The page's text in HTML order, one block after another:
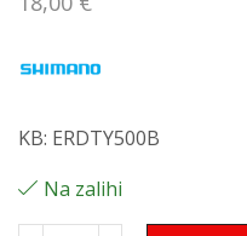
KB: ERDTY500B
Na zalihi